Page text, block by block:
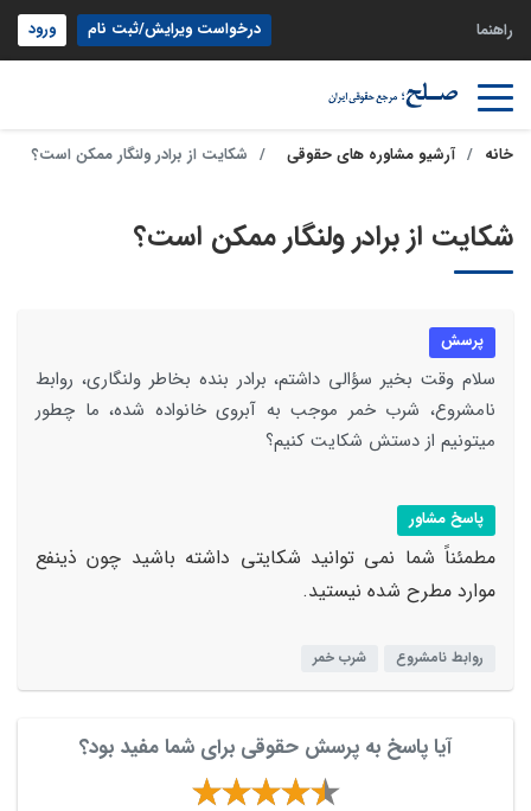
راهنما درخواست ویرایش/ثبت نام ورود
خانه آرشیو مشاوره های حقوقی شکایت از برادر ولنگار ممکن است؟
شکایت از برادر ولنگار ممکن است؟
پرسش
سلام وقت بخیر سؤالی داشتم، برادر بنده بخاطر ولنگاری، روابط
نامشروع، شرب خمر موجب به آبروی خانواده شده، ما چطور
میتونیم از دستش شکایت کنیم؟
پاسخ مشاور
مطمئناً شما نمی توانید شکایتی داشته باشید چون ذینفع
موارد مطرح شده نیستید.
روابط نامشروع شرب خمر
آیا پاسخ به پرسش حقوقی برای شما مفید بود؟